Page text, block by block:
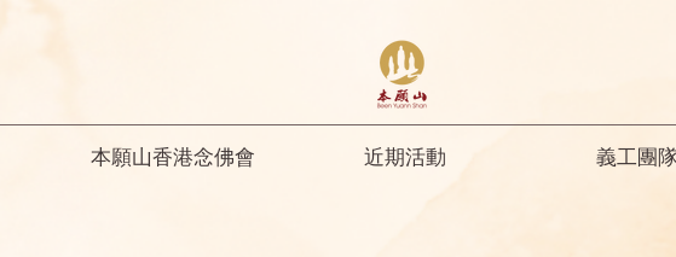
本願山香港念佛會 近期活動 義工團